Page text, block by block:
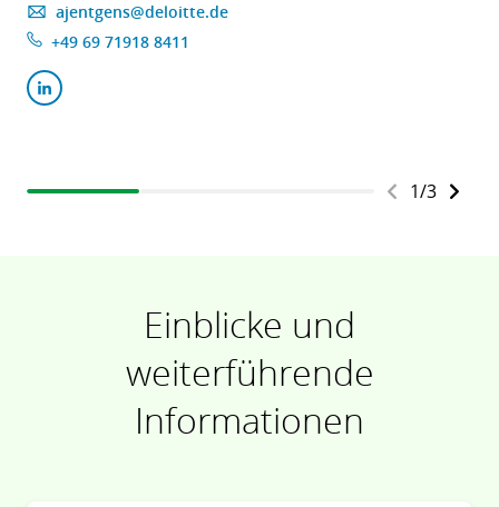
ajentgens@deloitte.de
+49 69 71918 8411
1/3
Einblicke und
weiterführende
Informationen